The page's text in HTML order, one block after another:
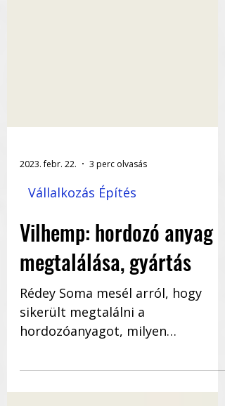
2023. febr. 22. 3 perc olvasás
Vállalkozás Építés
Vilhemp: hordozó anyag
megtalálása, gyártás
Rédey Soma mesél arról, hogy
sikerült megtalálni a
milyen információkat szereztek...